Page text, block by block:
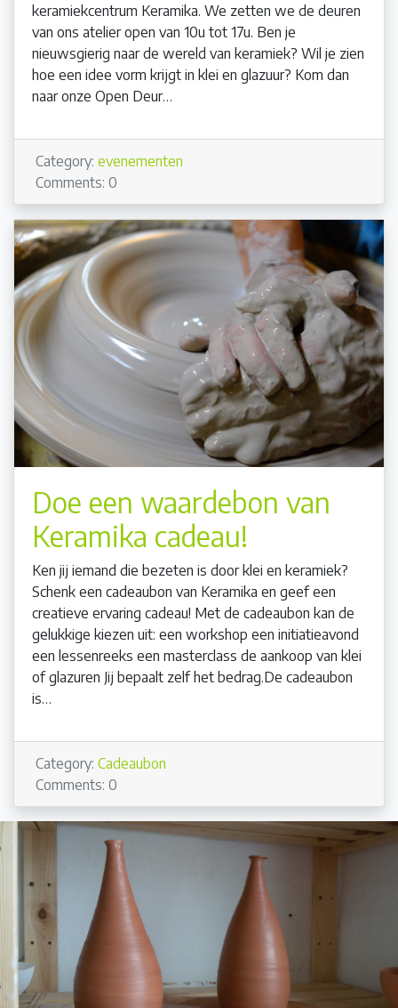
keramiekcentrum Keramika. We zetten we de deuren
van ons atelier open van 10u tot 17u. Ben je
nieuwsgierig naar de wereld van keramiek? Wil je zien
hoe een idee vorm krijgt in klei en glazuur? Kom dan
naar onze Open Deur…
Category: evenementen
Comments: 0
Doe een waardebon van
Keramika cadeau!
Ken jij iemand die bezeten is door klei en keramiek?
Schenk een cadeaubon van Keramika en geef een
creatieve ervaring cadeau! Met de cadeaubon kan de
gelukkige kiezen uit: een workshop een initiatieavond
een lessenreeks een masterclass de aankoop van klei
of glazuren Jij bepaalt zelf het bedrag.De cadeaubon
is…
Category: Cadeaubon
Comments: 0